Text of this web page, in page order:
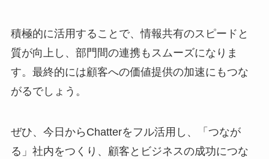
積極的に活用することで、情報共有のスピードと
質が向上し、部門間の連携もスムーズになりま
す。最終的には顧客への価値提供の加速にもつな
がるでしょう。
ぜひ、今日からChatterをフル活用し、「つなが
る」社内をつくり、顧客とビジネスの成功につな